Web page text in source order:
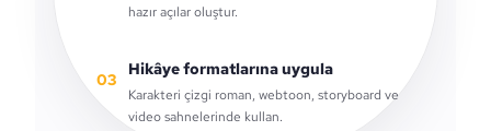
hazır açılar oluştur.
03
Hikâye formatlarına uygula
Karakteri çizgi roman, webtoon, storyboard ve
video sahnelerinde kullan.